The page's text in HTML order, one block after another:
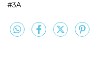
#3A